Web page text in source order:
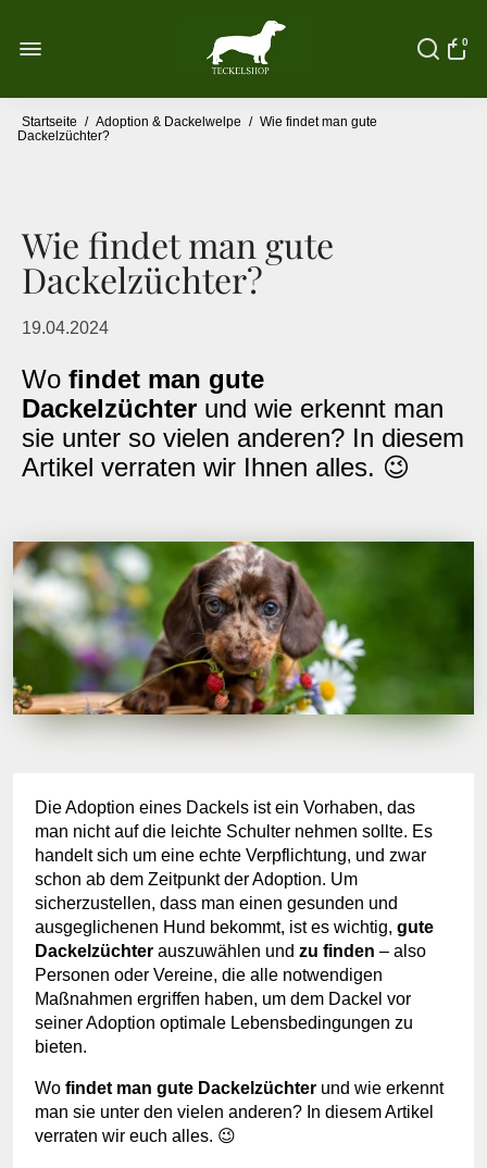
0
Startseite / Adoption & Dackelwelpe / Wie findet man gute
Dackelzüchter?
Wie findet man gute
Dackelzüchter?
19.04.2024
Wo findet man gute
Dackelzüchter und wie erkennt man
sie unter so vielen anderen? In diesem
Artikel verraten wir Ihnen alles. 😉
Die Adoption eines Dackels ist ein Vorhaben, das
man nicht auf die leichte Schulter nehmen sollte. Es
handelt sich um eine echte Verpflichtung, und zwar
schon ab dem Zeitpunkt der Adoption. Um
sicherzustellen, dass man einen gesunden und
ausgeglichenen Hund bekommt, ist es wichtig, gute
Dackelzüchter auszuwählen und zu finden – also
Personen oder Vereine, die alle notwendigen
Maßnahmen ergriffen haben, um dem Dackel vor
seiner Adoption optimale Lebensbedingungen zu
bieten.
Wo findet man gute Dackelzüchter und wie erkennt
man sie unter den vielen anderen? In diesem Artikel
verraten wir euch alles. 😉